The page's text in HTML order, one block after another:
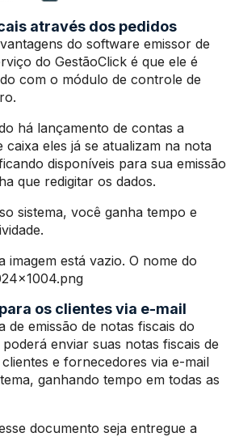
através dos pedidos
do software emissor de
do GestãoClick é que ele é
com o módulo de controle de
há lançamento de contas a
eles já se atualizam na nota
disponíveis para sua emissão
que redigitar os dados.
sistema, você ganha tempo e
imagem está vazio. O nome do
os clientes via e-mail
de emissão de notas fiscais do
enviar suas notas fiscais de
e fornecedores via e-mail
ganhando tempo em todas as
documento seja entregue a